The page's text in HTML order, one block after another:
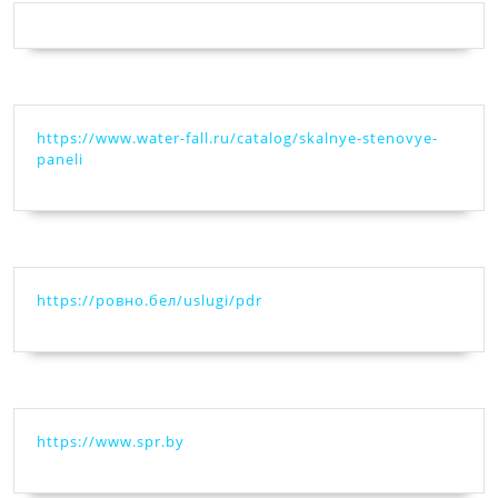
https://www.water-fall.ru/catalog/skalnye-stenovye-
paneli
https://ровно.бел/uslugi/pdr
https://www.spr.by